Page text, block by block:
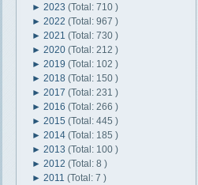
► 2023 (Total: 710 )
► 2022 (Total: 967 )
► 2021 (Total: 730 )
► 2020 (Total: 212 )
► 2019 (Total: 102 )
► 2018 (Total: 150 )
► 2017 (Total: 231 )
► 2016 (Total: 266 )
► 2015 (Total: 445 )
► 2014 (Total: 185 )
► 2013 (Total: 100 )
► 2012 (Total: 8 )
► 2011 (Total: 7 )